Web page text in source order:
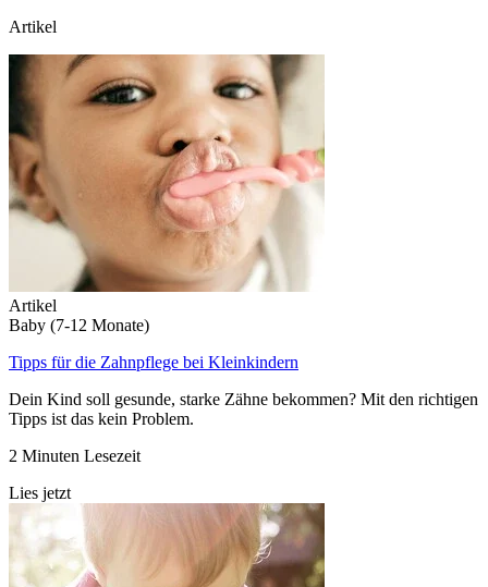
Artikel
Artikel
Baby (7-12 Monate)
Tipps für die Zahnpflege bei Kleinkindern
Dein Kind soll gesunde, starke Zähne bekommen? Mit den richtigen
Tipps ist das kein Problem.
2 Minuten Lesezeit
Lies jetzt